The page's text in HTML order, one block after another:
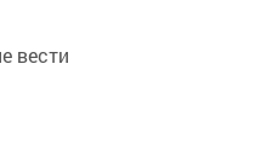
вести